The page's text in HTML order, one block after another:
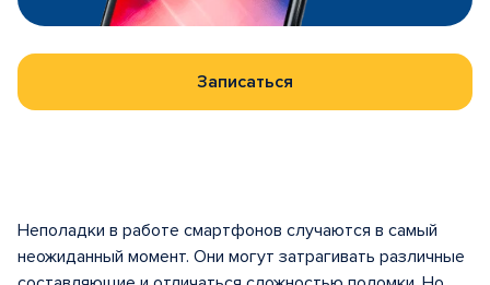
Записаться
Неполадки в работе смартфонов случаются в самый
неожиданный момент. Они могут затрагивать различные